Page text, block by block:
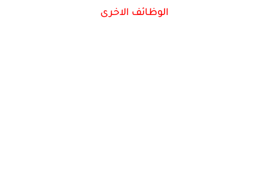
الوظائف الاخرى